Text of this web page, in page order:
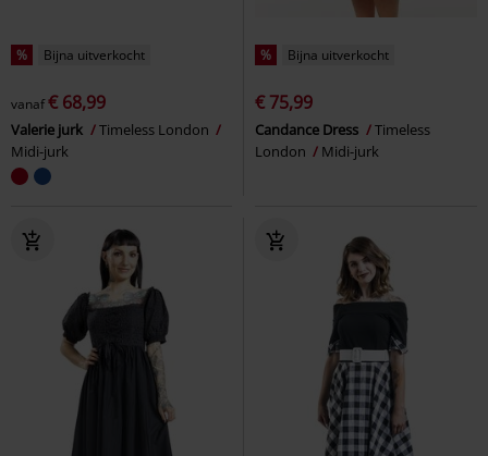
% Bijna uitverkocht
vanaf€ 68,99
Valerie jurk
Timeless London
Midi-jurk
% Bijna uitverkocht
€ 75,99
Candance Dress
Timeless
London
Midi-jurk